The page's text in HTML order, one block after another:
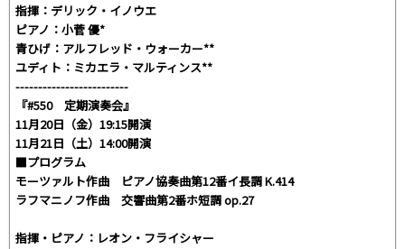
指揮：デリック・イノウエ
ピアノ：小菅 優*
青ひげ：アルフレッド・ウォーカー**
ユディト：ミカエラ・マルティンス**
-------------------------
『#550 定期演奏会』
11月20日（金）19:15開演
11月21日（土）14:00開演
■プログラム
モーツァルト作曲 ピアノ協奏曲第12番イ長調 K.414
ラフマニノフ作曲 交響曲第2番ホ短調 op.27
指揮・ピアノ：レオン・フライシャー